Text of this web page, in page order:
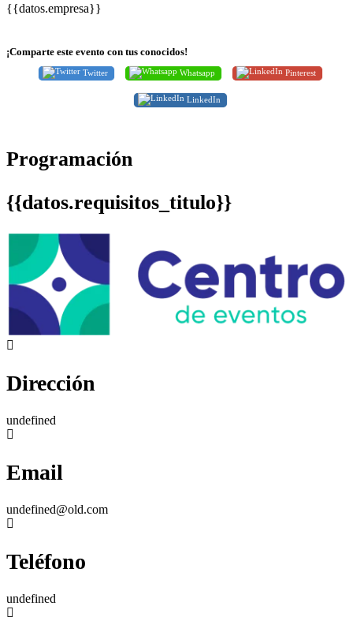
{{datos.empresa}}
¡Comparte este evento con tus conocidos!
Twitter Whatsapp Pinterest
LinkedIn
Programación
{{datos.requisitos_titulo}}
Dirección
undefined
Email
undefined@old.com
Teléfono
undefined